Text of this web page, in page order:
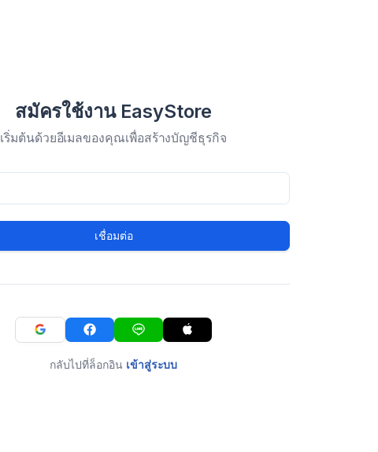
สมัครใช้งาน EasyStore
เริ่มต้นด้วยอีเมลของคุณเพื่อสร้างบัญชีธุรกิจ
เชื่อมต่อ
กลับไปที่ล็อกอิน เข้าสู่ระบบ